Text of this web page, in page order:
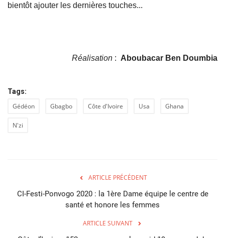
bientôt ajouter les dernières touches...
Réalisation : Aboubacar Ben Doumbia
Tags:
Gédéon Gbagbo Côte d'Ivoire Usa Ghana
N'zi
ARTICLE PRÉCÉDENT
CI-Festi-Ponvogo 2020 : la 1ère Dame équipe le centre de
santé et honore les femmes
ARTICLE SUIVANT